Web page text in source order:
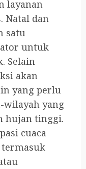
layanan
Natal dan
satu
untuk
Selain
akan
yang perlu
wilayah yang
hujan tinggi.
cuaca